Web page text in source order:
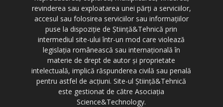
revinderea sau exploatarea unei părți a serviciilor,
accesul sau folosirea serviciilor sau informațiilor
puse la dispoziție de Știință&Tehnică prin
intermediul site-ului într-un mod care violează
legislația românească sau internațională în
materie de drept de autor și proprietate
intelectuală, implică răspunderea civilă sau penală
pentru astfel de acțiuni. Site-ul Știință&Tehnică
este gestionat de către Asociația
Science&Technology.